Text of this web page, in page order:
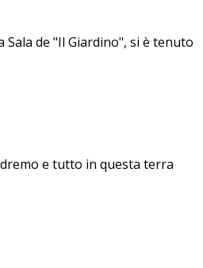
Sala de "Il Giardino", si è tenuto
e tutto in questa terra